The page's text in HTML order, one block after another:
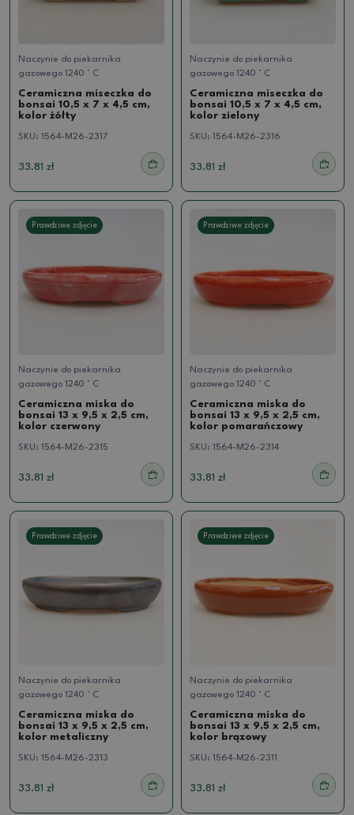
Naczynie do piekarnika
gazowego 1240 ° C
Ceramiczna miseczka do
bonsai 10,5 x 7 x 4,5 cm,
kolor żółty
SKU: 1564-M26-2317
33.81 zł
Naczynie do piekarnika
gazowego 1240 ° C
Ceramiczna miseczka do
bonsai 10,5 x 7 x 4,5 cm,
kolor zielony
SKU: 1564-M26-2316
33.81 zł
Prawdziwe zdjęcie
Naczynie do piekarnika
gazowego 1240 ° C
Ceramiczna miska do
bonsai 13 x 9,5 x 2,5 cm,
kolor czerwony
SKU: 1564-M26-2315
33.81 zł
Prawdziwe zdjęcie
Naczynie do piekarnika
gazowego 1240 ° C
Ceramiczna miska do
bonsai 13 x 9,5 x 2,5 cm,
kolor pomarańczowy
SKU: 1564-M26-2314
33.81 zł
Prawdziwe zdjęcie
Naczynie do piekarnika
gazowego 1240 ° C
Ceramiczna miska do
bonsai 13 x 9,5 x 2,5 cm,
kolor metaliczny
SKU: 1564-M26-2313
33.81 zł
Prawdziwe zdjęcie
Naczynie do piekarnika
gazowego 1240 ° C
Ceramiczna miska do
bonsai 13 x 9,5 x 2,5 cm,
kolor brązowy
SKU: 1564-M26-2311
33.81 zł